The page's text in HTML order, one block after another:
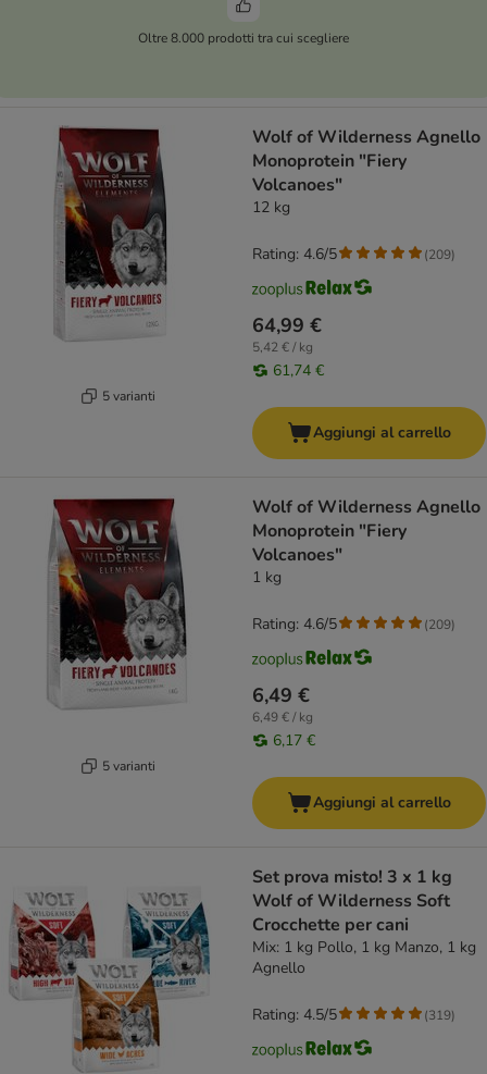
Oltre 8.000 prodotti tra cui scegliere
5 varianti
Wolf of Wilderness Agnello
Monoprotein "Fiery
Volcanoes"
12 kg
64,99 €
5,42 € / kg
61,74 €
Rating: 4.6/5 (209)
Aggiungi al carrello
5 varianti
Wolf of Wilderness Agnello
Monoprotein "Fiery
Volcanoes"
1 kg
6,49 €
6,49 € / kg
6,17 €
Rating: 4.6/5 (209)
Aggiungi al carrello
Set prova misto! 3 x 1 kg
Wolf of Wilderness Soft
Crocchette per cani
Mix: 1 kg Pollo, 1 kg Manzo, 1 kg
Agnello
Rating: 4.5/5 (319)